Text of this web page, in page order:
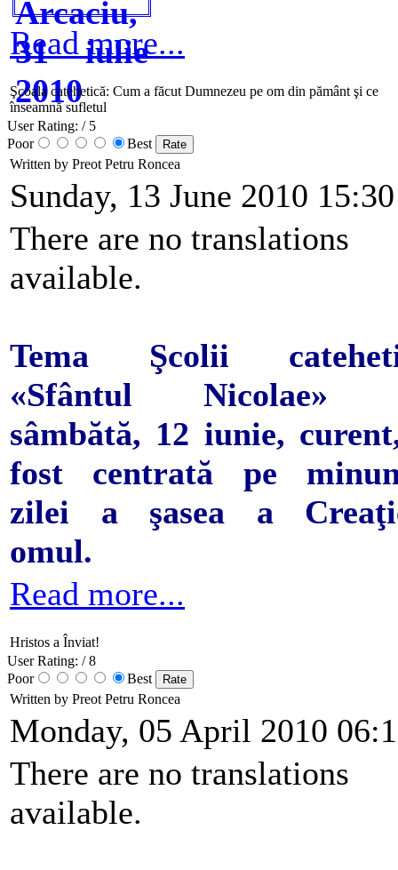
Read more...
Şcoala catehetică: Cum a făcut Dumnezeu pe om din pământ şi ce
înseamnă sufletul
User Rating: / 5
Poor
Best
Written by Preot Petru Roncea
Sunday, 13 June 2010 15:30
There are no translations
available.
Tema Şcolii
«Sfântul Nicolae»
sâmbătă, 12 iunie,
fost centrată pe
zilei a şasea a
omul.
Read more...
Hristos a Înviat!
User Rating: / 8
Poor
Best
Written by Preot Petru Roncea
Monday, 05 April 2010
There are no translations
available.